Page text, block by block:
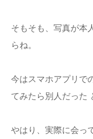
そもそも、写真が本
らね。
今はスマホアプリで
てみたら別人だった
やはり、実際に会っ